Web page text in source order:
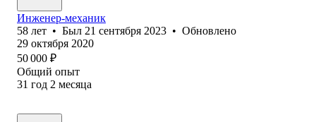
Инженер-механик
58 лет • Был 21 сентября 2023 • Обновлено
29 октября 2020
50 000 ₽
Общий опыт
31 год 2 месяца